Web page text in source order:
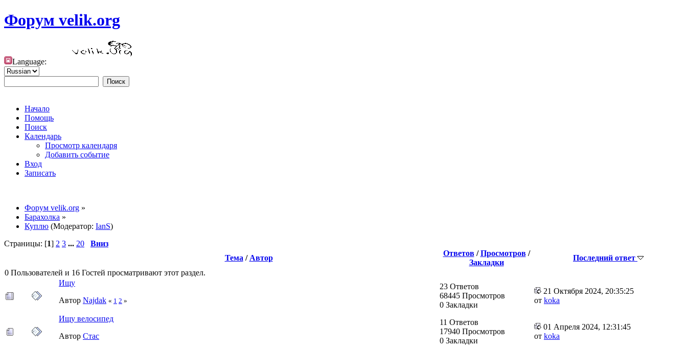
Форум velik.org
Language:
Начало
Помощь
Поиск
Календарь
Просмотр календаря
Добавить событие
Вход
Записать
Форум velik.org »
Барахолка »
Куплю (Модератор: IanS)
Страницы: [1] 2 3 ... 20
Вниз
Тема / Автор
Ответов/Просмотров/
Закладки
Последний ответ
0 Пользователей и 16 Гостей просматривают этот раздел.
Ищу
Автор Najdak « 1 2 »
23 Ответов
68445 Просмотров
0 Закладки
21 Октября 2024, 20:35:25
от koka
Ищу велосипед
Автор Стас
11 Ответов
17940 Просмотров
0 Закладки
01 Апреля 2024, 12:31:45
от koka